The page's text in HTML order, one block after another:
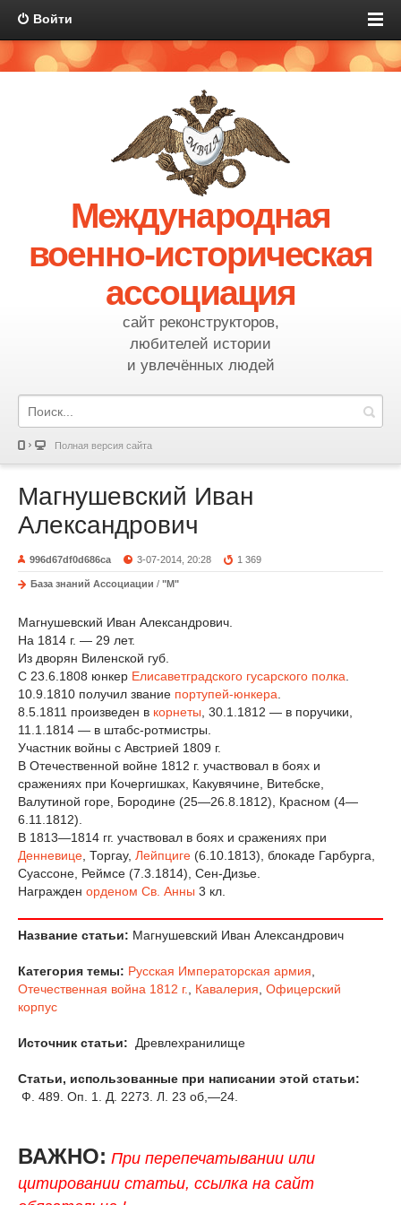
Войти
Международная
военно-историческая
ассоциация
сайт реконструкторов,
любителей истории
и увлечённых людей
Полная версия сайта
Магнушевский Иван
Александрович
996d67df0d686ca 3-07-2014, 20:28 1 369
База знаний Ассоциации / "М"
Магнушевский Иван Александрович.
На 1814 г. — 29 лет.
Из дворян Виленской губ.
С 23.6.1808 юнкер Елисаветградского гусарского полка
10.9.1810 получил звание портупей-юнкера
8.5.1811 произведен в корнеты , 30.1.1812 — в поручики,
11.1.1814 — в штабс-ротмистры.
Участник войны с Австрией 1809 г.
В Отечественной войне 1812 г. участвовал в боях и
сражениях при Кочергишках, Какувячине, Витебске,
Валутиной горе, Бородине (25—26.8.1812), Красном (4—
6.11.1812).
В 1813—1814 гг. участвовал в боях и сражениях при
Денневице , Торгау, Лейпциге (6.10.1813), блокаде Гарбурга,
Суассоне, Реймсе (7.3.1814), Сен-Дизье.
Награжден орденом Св. Анны 3 кл.
Название статьи: Магнушевский Иван Александрович
Категория темы: Русская Императорская армия
Отечественная война 1812 г.
Кавалерия Офицерский
корпус
Источник статьи: Древлехранилище
Статьи, использованные при написании этой статьи:
Ф. 489. Оп. 1. Д. 2273. Л. 23 об,—24.
ВАЖНО: При перепечатывании или
цитировании статьи, ссылка на сайт